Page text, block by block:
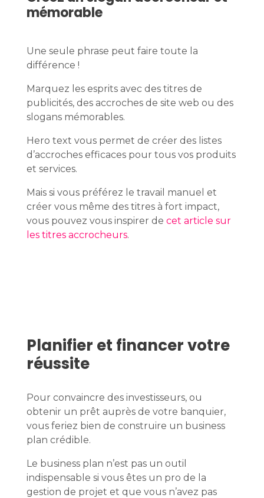
mémorable
Une seule phrase peut faire toute la
différence !
Marquez les esprits avec des titres de
publicités, des accroches de site web ou des
slogans mémorables.
Hero text vous permet de créer des listes
d’accroches efficaces pour tous vos produits
et services.
Mais si vous préférez le travail manuel et
créer vous même des titres à fort impact,
vous pouvez vous inspirer de cet article sur
les titres accrocheurs.
Planifier et financer votre
réussite
Pour convaincre des investisseurs, ou
obtenir un prêt auprès de votre banquier,
vous feriez bien de construire un business
plan crédible.
Le business plan n’est pas un outil
indispensable si vous êtes un pro de la
gestion de projet et que vous n’avez pas